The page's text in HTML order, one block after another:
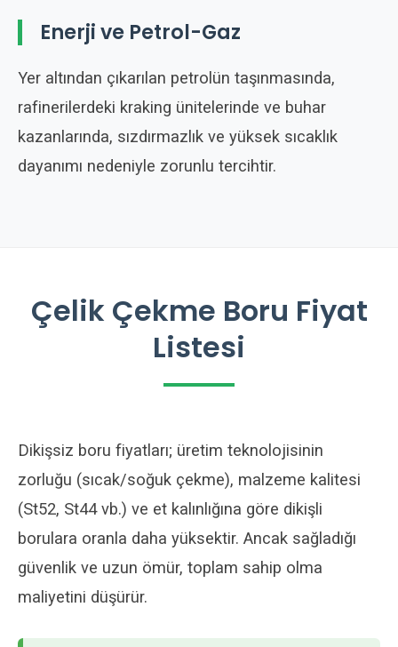
Enerji ve Petrol-Gaz
Yer altından çıkarılan petrolün taşınmasında,
rafinerilerdeki kraking ünitelerinde ve buhar
kazanlarında, sızdırmazlık ve yüksek sıcaklık
dayanımı nedeniyle zorunlu tercihtir.
Çelik Çekme Boru Fiyat
Listesi
Dikişsiz boru fiyatları; üretim teknolojisinin
zorluğu (sıcak/soğuk çekme), malzeme kalitesi
(St52, St44 vb.) ve et kalınlığına göre dikişli
borulara oranla daha yüksektir. Ancak sağladığı
güvenlik ve uzun ömür, toplam sahip olma
maliyetini düşürür.